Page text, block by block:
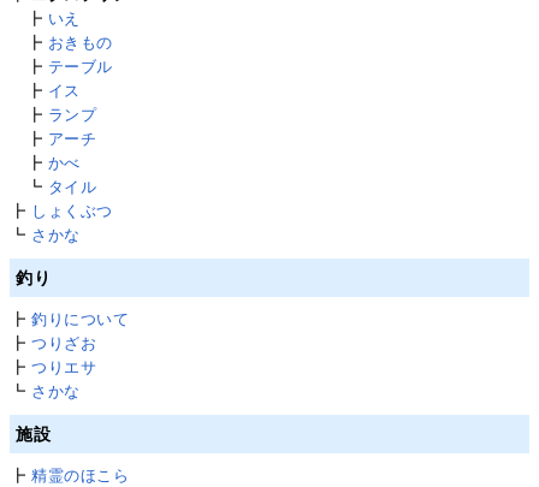
┣ いえ
┣ おきもの
┣ テーブル
┣ イス
┣ ランプ
┣ アーチ
┣ かべ
┗ タイル
┣ しょくぶつ
┗ さかな
釣り
┣釣りについて
┣つりざお
┣つりエサ
┗ さかな
施設
┣精霊のほこら